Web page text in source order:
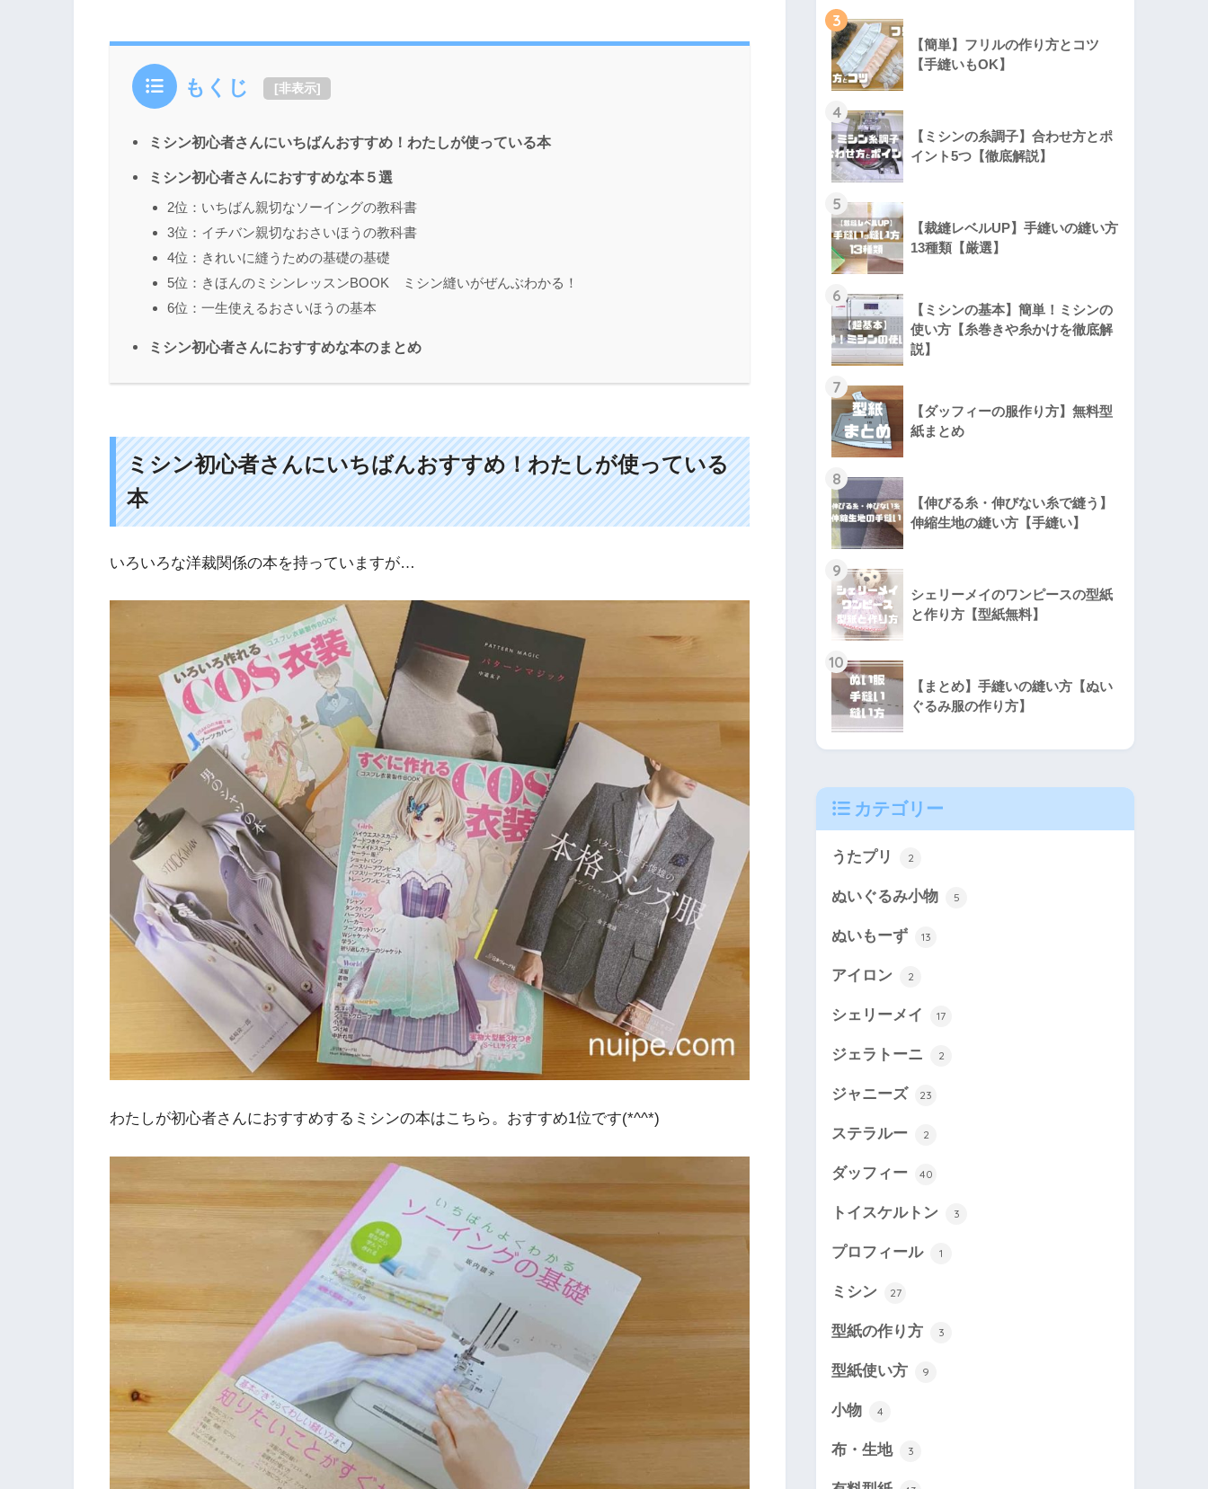
もくじ [非表示]
ミシン初心者さんにいちばんおすすめ！わたしが使っている本
ミシン初心者さんにおすすめな本５選
2位：いちばん親切なソーイングの教科書
3位：イチバン親切なおさいほうの教科書
4位：きれいに縫うための基礎の基礎
5位：きほんのミシンレッスンBOOK ミシン縫いがぜんぶわかる！
6位：一生使えるおさいほうの基本
ミシン初心者さんにおすすめな本のまとめ
ミシン初心者さんにいちばんおすすめ！わたしが使っている
本
いろいろな洋裁関係の本を持っていますが…
わたしが初心者さんにおすすめするミシンの本はこちら。おすすめ1位です(*^^*)
3
【簡単】フリルの作り方とコツ
【手縫いもOK】
4
【ミシンの糸調子】合わせ方とポ
イント5つ【徹底解説】
5
【裁縫レベルUP】手縫いの縫い方
13種類【厳選】
6
【ミシンの基本】簡単！ミシンの
使い方【糸巻きや糸かけを徹底解
説】
7
【ダッフィーの服作り方】無料型
紙まとめ
8
【伸びる糸・伸びない糸で縫う】
伸縮生地の縫い方【手縫い】
9
シェリーメイのワンピースの型紙
と作り方【型紙無料】
10
【まとめ】手縫いの縫い方【ぬい
ぐるみ服の作り方】
カテゴリー
うたプリ 2
ぬいぐるみ小物 5
ぬいもーず 13
アイロン 2
シェリーメイ 17
ジェラトーニ 2
ジャニーズ 23
ステラルー 2
ダッフィー 40
トイスケルトン 3
プロフィール 1
ミシン 27
型紙の作り方 3
型紙使い方 9
小物 4
布・生地 3